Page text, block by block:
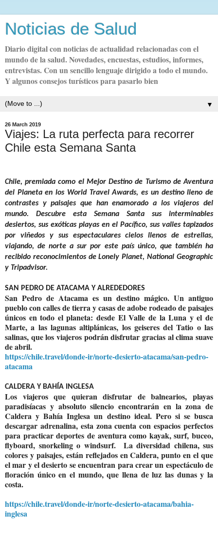
Noticias de Salud
Diario digital con noticias de actualidad relacionadas con el
mundo de la salud. Novedades, encuestas, estudios, informes,
entrevistas. Con un sencillo lenguaje dirigido a todo el mundo.
Y algunos consejos turísticos para pasarlo bien
▼
26 March 2019
Viajes: La ruta perfecta para recorrer
Chile esta Semana Santa
Chile, premiada como el Mejor Destino de Turismo de Aventura
del Planeta en los World Travel Awards, es un destino lleno de
contrastes y paisajes que han enamorado a los viajeros del
mundo. Descubre esta Semana Santa sus interminables
desiertos, sus exóticas playas en el Pacífico, sus valles tapizados
por viñedos y sus espectaculares cielos llenos de estrellas,
viajando, de norte a sur por este país único, que también ha
recibido reconocimientos de Lonely Planet, National Geographic
y Tripadvisor.
SAN PEDRO DE ATACAMA Y ALREDEDORES
San Pedro de Atacama es un destino mágico. Un antiguo
pueblo con calles de tierra y casas de adobe rodeado de paisajes
únicos en todo el planeta: desde El Valle de la Luna y el de
Marte, a las lagunas altiplánicas, los geiseres del Tatio o las
salinas, que los viajeros podrán disfrutar gracias al clima suave
de abril.
https://chile.travel/donde-ir/norte-desierto-atacama/san-pedro-
atacama
CALDERA Y BAHÍA INGLESA
Los viajeros que quieran disfrutar de balnearios, playas
paradisíacas y absoluto silencio encontrarán en la zona de
Caldera y Bahía Inglesa un destino ideal. Pero si se busca
descargar adrenalina, esta zona cuenta con espacios perfectos
para practicar deportes de aventura como kayak, surf, buceo,
flyboard, snorkeling o windsurf.
La diversidad chilena, sus
colores y paisajes, están reflejados en Caldera, punto en el que
el mar y el desierto se encuentran para crear un espectáculo de
floración único en el mundo, que llena de luz las dunas y la
costa.
https://chile.travel/donde-ir/norte-desierto-atacama/bahia-
inglesa